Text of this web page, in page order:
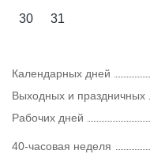
30
31
Календарных дней
Выходных и праздничных
Рабочих дней
40-часовая неделя